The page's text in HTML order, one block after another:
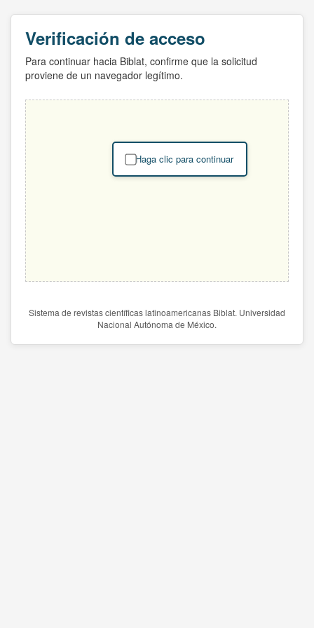
Verificación de acceso
Para continuar hacia Biblat, confirme que la solicitud
proviene de un navegador legítimo.
Haga clic para continuar
Sistema de revistas científicas latinoamericanas Biblat. Universidad
Nacional Autónoma de México.